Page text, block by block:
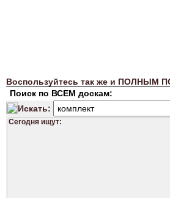
Воспользуйтесь так же и ПОЛНЫМ
Поиск по ВСЕМ доскам:
Искать:
Сегодня ищут: